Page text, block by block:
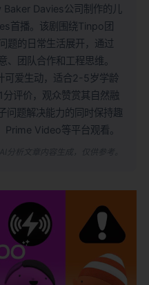
Baker Davies公司制作的儿
首播。该剧围绕Tinpo团
题的日常生活展开，通过
团队合作和工程思维。
可爱生动，适合2-5岁学龄
评价，观众赞赏其自然融
问题解决能力的同时保持趣
Video等平台观看。